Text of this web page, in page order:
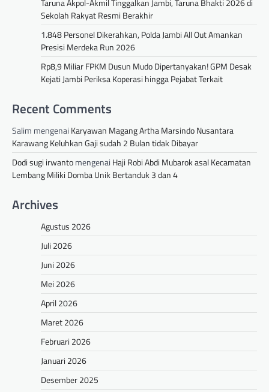
Taruna Akpol-Akmil Tinggalkan Jambi, Taruna Bhakti 2026 di
Sekolah Rakyat Resmi Berakhir
1.848 Personel Dikerahkan, Polda Jambi All Out Amankan
Presisi Merdeka Run 2026
Rp8,9 Miliar FPKM Dusun Mudo Dipertanyakan! GPM Desak
Kejati Jambi Periksa Koperasi hingga Pejabat Terkait
Recent Comments
Salim mengenai Karyawan Magang Artha Marsindo Nusantara
Karawang Keluhkan Gaji sudah 2 Bulan tidak Dibayar
Dodi sugi irwantomengenai Haji Robi Abdi Mubarok asal Kecamatan
Lembang Miliki Domba Unik Bertanduk 3 dan 4
Archives
Agustus 2026
Juli 2026
Juni 2026
Mei 2026
April 2026
Maret 2026
Februari 2026
Januari 2026
Desember 2025